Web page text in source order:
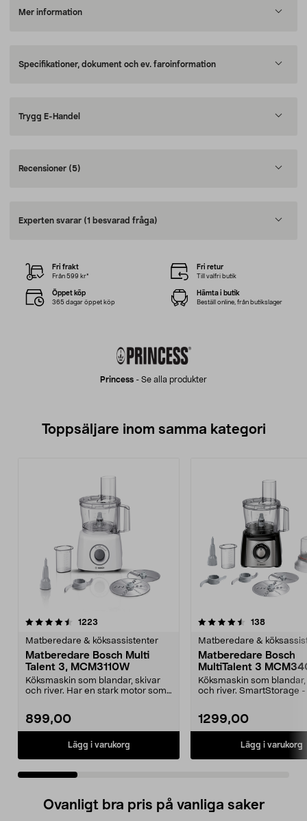
Mer information
Specifikationer, dokument och ev. faroinformation
Trygg E-Handel
Recensioner (5)
Experten svarar (1 besvarad fråga)
Princess - Se alla produkter
Fri frakt
Från 599 kr*
Fri retur
Till valfri butik
Öppet köp
365 dagar öppet köp
Hämta i butik
Beställ online, från butikslager
Toppsäljare inom samma kategori
1223
Matberedare & köksassistenter
Matberedare Bosch Multi
Talent 3, MCM3110W
Köksmaskin som blandar, skivar
och river. Har en stark motor som
899,00
Lägg i varukorg
4.5 av 5 stjärnor 138
Matberedare &
Matberedare Bosch
MultiTalent 3
Köksmaskin som
och river. SmartStorage
1299,00
Lägg i varukorg
3.0 av 5 stjärnor
Ovanligt bra pris på vanliga saker